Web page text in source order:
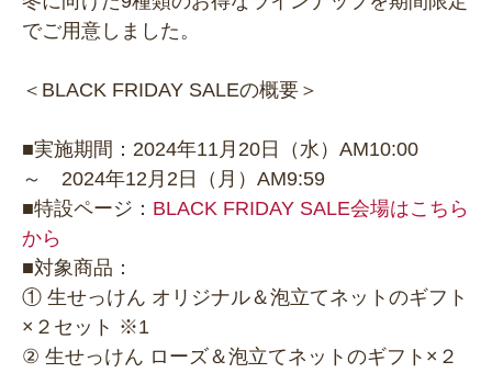
でご用意しました。
＜BLACK FRIDAY SALEの概要＞
■実施期間：2024年11月20日（水）AM10:00
～ 2024年12月2日（月）AM9:59
■特設ページ： BLACK FRIDAY SALE会場はこちら
から
■対象商品：
① 生せっけん オリジナル＆泡立てネットのギフト
×２セット ※1
② 生せっけん ローズ＆泡立てネットのギフト×２